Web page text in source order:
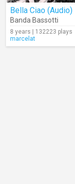
Bella Ciao (Audio)
Banda Bassotti
8 years | 132223 plays
marcelat